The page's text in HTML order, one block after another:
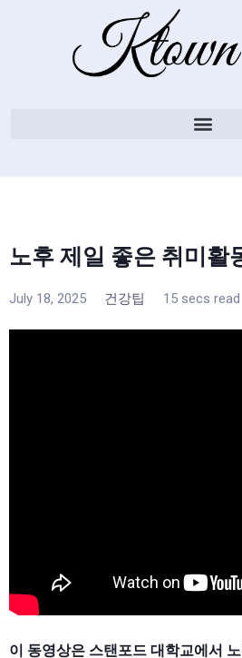
노후 제일 좋은 취미활
July 18, 2025 건강팁 15 secs read
이 동영상은 스탠포드 대학교에서